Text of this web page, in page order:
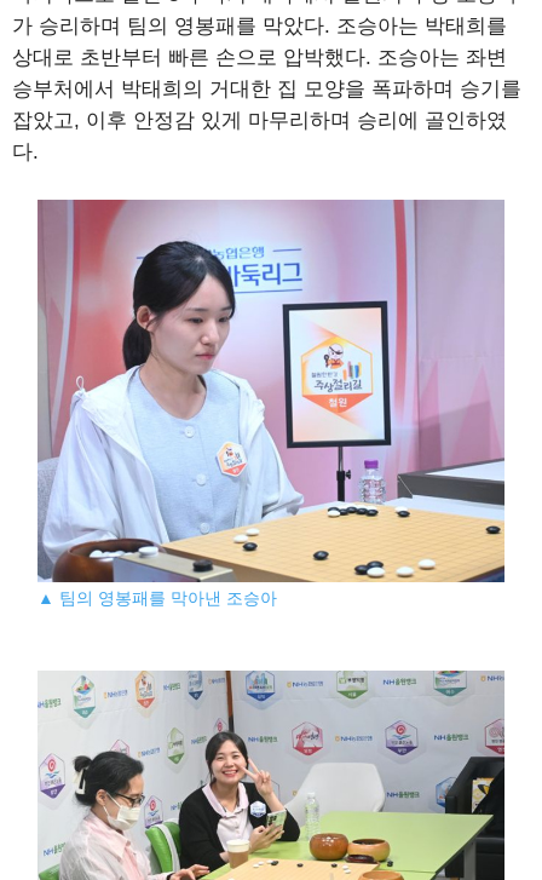
가 승리하며 팀의 영봉패를 막았다. 조승아는 박태희를
상대로 초반부터 빠른 손으로 압박했다. 조승아는 좌변
승부처에서 박태희의 거대한 집 모양을 폭파하며 승기를
잡았고, 이후 안정감 있게 마무리하며 승리에 골인하였
다.
▲ 팀의 영봉패를 막아낸 조승아